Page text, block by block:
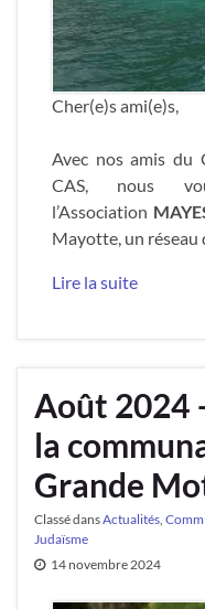
Cher(e)s ami(e)s,
Avec nos amis du
CAS, nous
l’Association
Mayotte, un réseau
Lire la suite
Août 2024
la
Grande
Classé dansActualités
Judaïsme
14 novembre 2024